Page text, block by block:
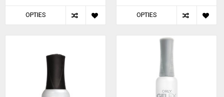
OPTIES OPTIES